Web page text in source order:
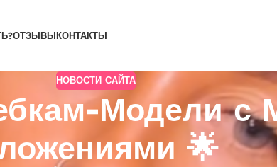
ОТЗЫВЫКОНТАКТЫ
НОВОСТИ САЙТА
Модели
🌟